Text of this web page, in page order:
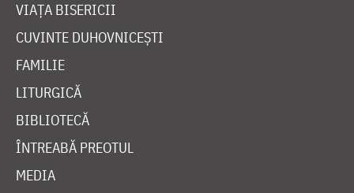
VIAȚA BISERICII
CUVINTE DUHOVNICEȘTI
FAMILIE
LITURGICĂ
BIBLIOTECĂ
ÎNTREABĂ PREOTUL
MEDIA